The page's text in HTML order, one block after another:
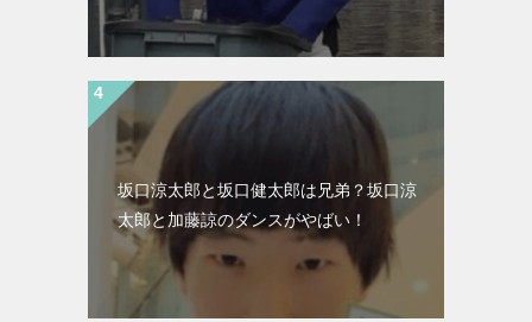
坂口涼太郎と坂口健太郎は兄弟？坂口涼
太郎と加藤諒のダンスがやばい！